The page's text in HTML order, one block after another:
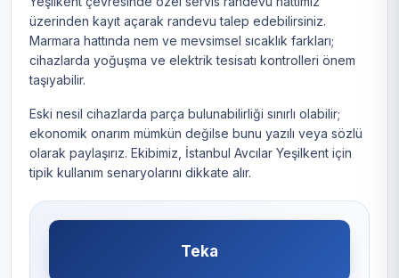
üzerinden kayıt açarak randevu talep edebilirsiniz.
Marmara hattında nem ve mevsimsel sıcaklık farkları;
cihazlarda yoğuşma ve elektrik tesisatı kontrolleri önem
taşıyabilir.
Eski nesil cihazlarda parça bulunabilirliği sınırlı olabilir;
ekonomik onarım mümkün değilse bunu yazılı veya sözlü
olarak paylaşırız. Ekibimiz, İstanbul Avcılar Yeşilkent için
tipik kullanım senaryolarını dikkate alır.
Teka